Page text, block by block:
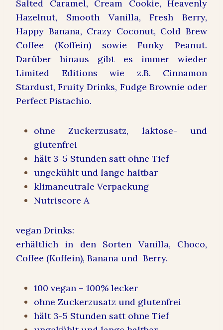
Salted Caramel, Cream Cookie, Heavenly
Hazelnut, Smooth Vanilla, Fresh Berry,
Happy Banana, Crazy Coconut, Cold Brew
Coffee (Koffein) sowie Funky Peanut.
Darüber hinaus gibt es immer wieder
Limited Editions wie z.B. Cinnamon
Stardust, Fruity Drinks, Fudge Brownie oder
Perfect Pistachio.
ohne Zuckerzusatz, laktose- und
glutenfrei
hält 3-5 Stunden satt ohne Tief
ungekühlt und lange haltbar
klimaneutrale Verpackung
Nutriscore A
vegan Drinks:
erhältlich in den Sorten Vanilla, Choco,
Coffee (Koffein), Banana und Berry.
100 vegan – 100% lecker
ohne Zuckerzusatz und glutenfrei
hält 3-5 Stunden satt ohne Tief